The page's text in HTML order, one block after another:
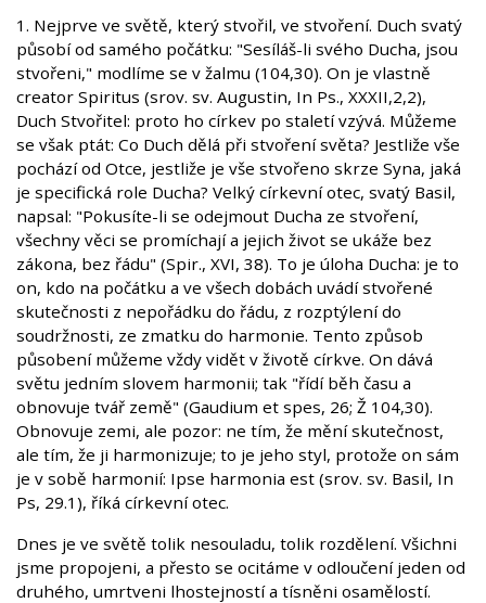
1. Nejprve ve světě, který stvořil, ve stvoření. Duch svatý
působí od samého počátku: "Sesíláš-li svého Ducha, jsou
stvořeni," modlíme se v žalmu (104,30). On je vlastně
creator Spiritus (srov. sv. Augustin, In Ps., XXXII,2,2),
Duch Stvořitel: proto ho církev po staletí vzývá. Můžeme
se však ptát: Co Duch dělá při stvoření světa? Jestliže vše
pochází od Otce, jestliže je vše stvořeno skrze Syna, jaká
je specifická role Ducha? Velký církevní otec, svatý Basil,
napsal: "Pokusíte-li se odejmout Ducha ze stvoření,
všechny věci se promíchají a jejich život se ukáže bez
zákona, bez řádu" (Spir., XVI, 38). To je úloha Ducha: je to
on, kdo na počátku a ve všech dobách uvádí stvořené
skutečnosti z nepořádku do řádu, z rozptýlení do
soudržnosti, ze zmatku do harmonie. Tento způsob
působení můžeme vždy vidět v životě církve. On dává
světu jedním slovem harmonii; tak "řídí běh času a
obnovuje tvář země" (Gaudium et spes, 26; Ž 104,30).
Obnovuje zemi, ale pozor: ne tím, že mění skutečnost,
ale tím, že ji harmonizuje; to je jeho styl, protože on sám
je v sobě harmonií: Ipse harmonia est (srov. sv. Basil, In
Ps, 29.1), říká církevní otec.
Dnes je ve světě tolik nesouladu, tolik rozdělení. Všichni
jsme propojeni, a přesto se ocitáme v odloučení jeden od
druhého, umrtveni lhostejností a tísněni osamělostí.